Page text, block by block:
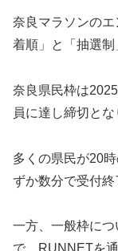
奈良マラソンの
着順」と「抽選制
奈良県民枠は
員に達し締切とな
多くの県民が20
ずか数分で受付終
一方、一般枠に